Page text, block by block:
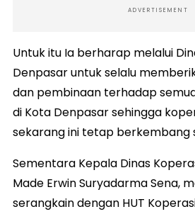
ADVERTISEMENT
Untuk itu Ia berharap melalui
Denpasar untuk selalu
dan pembinaan terhadap
di Kota Denpasar sehingga
sekarang ini tetap berkembang
Sementara Kepala Dinas
Made Erwin Suryadarma Sena,
serangkain dengan HUT